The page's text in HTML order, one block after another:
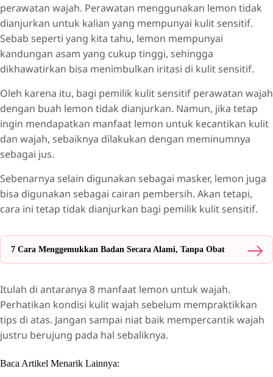
perawatan wajah. Perawatan menggunakan lemon tidak
dianjurkan untuk kalian yang mempunyai kulit sensitif.
Sebab seperti yang kita tahu, lemon mempunyai
kandungan asam yang cukup tinggi, sehingga
dikhawatirkan bisa menimbulkan iritasi di kulit sensitif.
Oleh karena itu, bagi pemilik kulit sensitif perawatan wajah
dengan buah lemon tidak dianjurkan. Namun, jika tetap
ingin mendapatkan manfaat lemon untuk kecantikan kulit
dan wajah, sebaiknya dilakukan dengan meminumnya
sebagai jus.
Sebenarnya selain digunakan sebagai masker, lemon juga
bisa digunakan sebagai cairan pembersih. Akan tetapi,
cara ini tetap tidak dianjurkan bagi pemilik kulit sensitif.
7 Cara Menggemukkan Badan Secara Alami, Tanpa Obat
Itulah di antaranya 8 manfaat lemon untuk wajah.
Perhatikan kondisi kulit wajah sebelum mempraktikkan
tips di atas. Jangan sampai niat baik mempercantik wajah
justru berujung pada hal sebaliknya.
Baca Artikel Menarik Lainnya: